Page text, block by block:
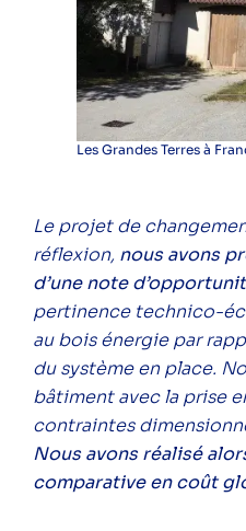
Les Grandes Terres à
Le projet de
réflexion, nous avons
d’une note
pertinence technico-
au bois énergie par
du système en place.
bâtiment avec la prise
contraintes
Nous avons réalisé
comparative en coût